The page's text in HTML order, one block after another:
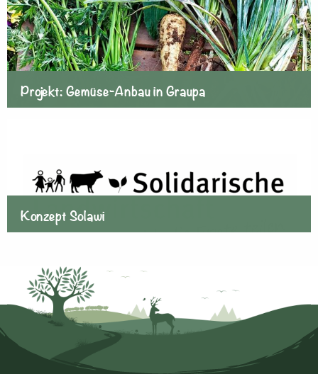
Projekt: Gemüse-Anbau in Graupa
Konzept Solawi